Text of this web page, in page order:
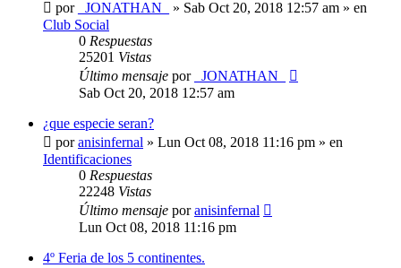
por
_JONATHAN_ » Sab Oct 20, 2018 12:57 am » en
Club Social
0 Respuestas
25201 Vistas
Último mensaje por
_JONATHAN_
Sab Oct 20, 2018 12:57 am
¿que especie seran?
poranisinfernal » Lun Oct 08, 2018 11:16 pm » en
Identificaciones
0 Respuestas
22248 Vistas
Último mensaje poranisinfernal
Lun Oct 08, 2018 11:16 pm
4º Feria de los 5 continentes.